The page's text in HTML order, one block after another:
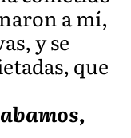
a mí,
y se
que